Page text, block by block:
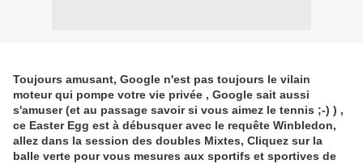
Toujours amusant, Google n'est pas toujours le vilain
moteur qui pompe votre vie privée , Google sait aussi
s'amuser (et au passage savoir si vous aimez le tennis ;-) ) ,
ce Easter Egg est à débusquer avec le requête Winbledon,
allez dans la session des doubles Mixtes, Cliquez sur la
balle verte pour vous mesures aux sportifs et sportives de